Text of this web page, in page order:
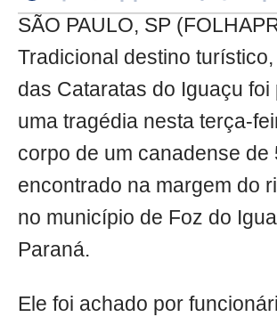
SÃO PAULO, SP
Tradicional destino
das Cataratas do Iguaçu foi
uma tragédia nesta terça-
corpo de um canadense de
encontrado na margem do
no município de Foz do
Paraná.
Ele foi achado por